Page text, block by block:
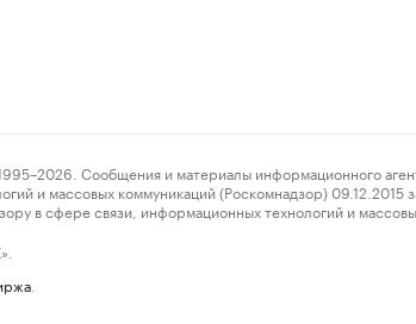
Сообщения и материалы информационного
и массовых коммуникаций (Роскомнадзор)
в сфере связи, информационных технологий и